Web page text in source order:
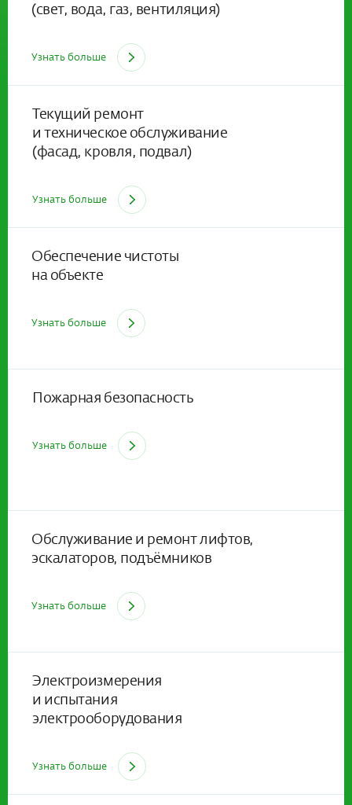
(свет, вода, газ, вентиляция)
Узнать больше
Текущий ремонт
и техническое обслуживание
(фасад, кровля, подвал)
Узнать больше
Обеспечение чистоты
на объекте
Узнать больше
Пожарная безопасность
Узнать больше
Обслуживание и ремонт лифтов,
эскалаторов, подъёмников
Узнать больше
Электроизмерения
и испытания
электрооборудования
Узнать больше